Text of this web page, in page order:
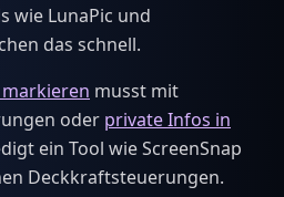
wie LunaPic und
das schnell.
musst mit
oder private Infos in
ein Tool wie ScreenSnap
Deckkraftsteuerungen.